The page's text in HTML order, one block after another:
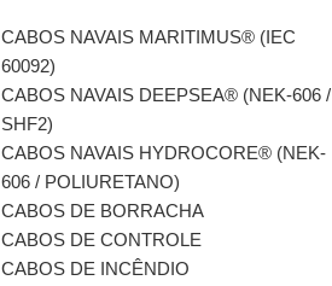
CABOS NAVAIS MARITIMUS® (IEC
60092)
CABOS NAVAIS DEEPSEA® (NEK-606 /
SHF2)
CABOS NAVAIS HYDROCORE® (NEK-
606 / POLIURETANO)
CABOS DE BORRACHA
CABOS DE CONTROLE
CABOS DE INCÊNDIO